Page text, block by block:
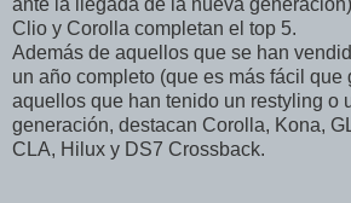
ante la llegada de la nueva
Clio y Corolla completan el top 5.
Además de aquellos que se han
un año completo (que es más fácil que
aquellos que han tenido un restyling o
generación, destacan Corolla, Kona,
CLA, Hilux y DS7 Crossback.